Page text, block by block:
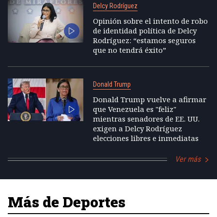
Delcy Rodríguez
Opinión sobre el intento de robo
de identidad política de Delcy
Rodríguez: “estamos seguros
que no tendrá éxito”
Donald Trump
Donald Trump vuelve a afirmar
que Venezuela es "feliz"
mientras senadores de EE. UU.
exigen a Delcy Rodríguez
elecciones libres e inmediatas
Ver más
Más de Deportes